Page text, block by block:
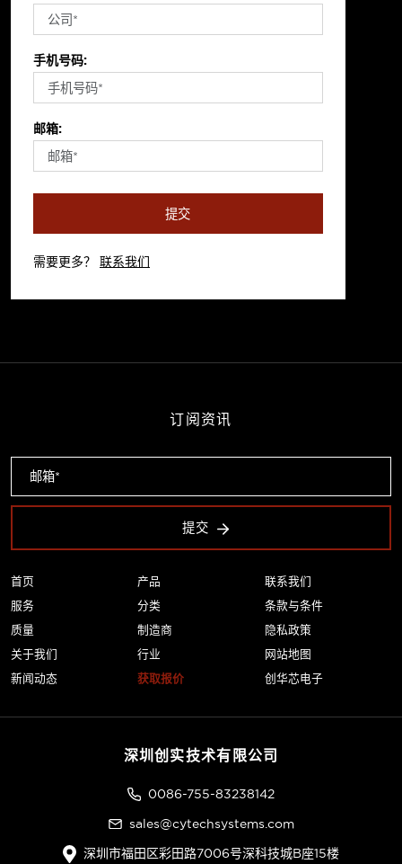
手机号码:
邮箱:
提交
需要更多？ 联系我们
首页
服务
质量
关于我们
新闻动态
产品
分类
制造商
行业
获取报价
联系我们
条款与条件
隐私政策
网站地图
创华芯电子
订阅资讯
提交
深圳创实技术有限公司
0086-755-83238142
sales@cytechsystems.com
深圳市福田区彩田路7006号深科技城B座15楼